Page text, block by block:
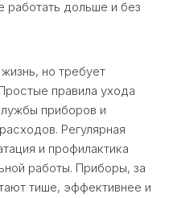
работать дольше и без
но требует
правила ухода
приборов и
Регулярная
и профилактика
работы. Приборы, за
тише, эффективнее и